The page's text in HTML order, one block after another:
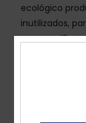
ecológico
inutilizados,
sem sacrificar
Costuras
Sistema